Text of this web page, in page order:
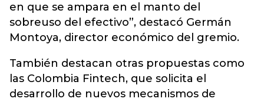
en que se ampara en el manto del
sobreuso del efectivo”, destacó Germán
Montoya, director económico del gremio.
También destacan otras propuestas como
las Colombia Fintech, que solicita el
desarrollo de nuevos mecanismos de